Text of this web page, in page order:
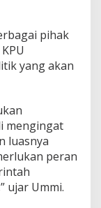
pihak
yang akan
mengingat
luasnya
peran
ujar Ummi.